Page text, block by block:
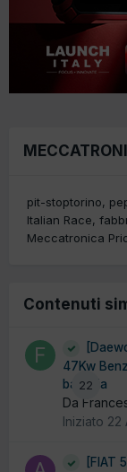
pit-stoptorino
Italian Race
Meccatronica
Contenuti
22
47Kw
batteria
Da
Iniziato 22
[FIAT